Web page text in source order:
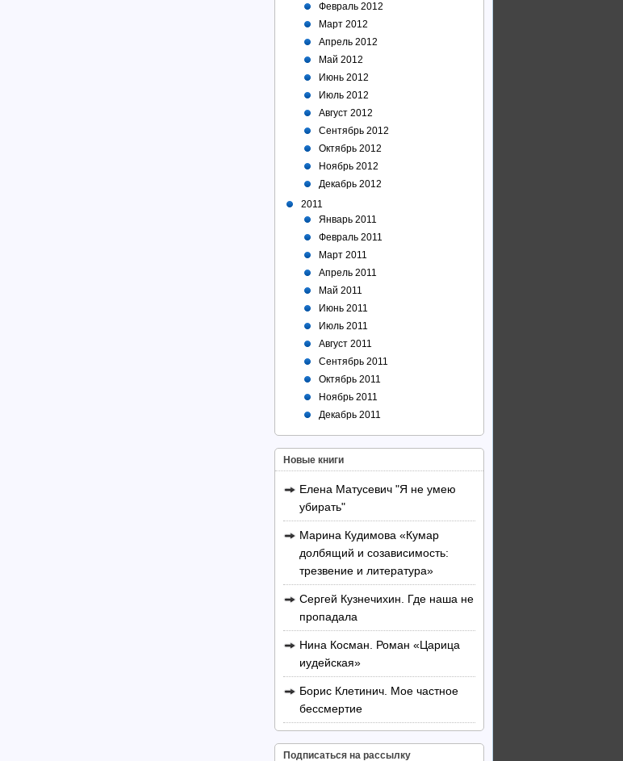
Февраль 2012
Март 2012
Апрель 2012
Май 2012
Июнь 2012
Июль 2012
Август 2012
Сентябрь 2012
Октябрь 2012
Ноябрь 2012
Декабрь 2012
2011
Январь 2011
Февраль 2011
Март 2011
Апрель 2011
Май 2011
Июнь 2011
Июль 2011
Август 2011
Сентябрь 2011
Октябрь 2011
Ноябрь 2011
Декабрь 2011
Новые книги
Елена Матусевич "Я не умею
убирать"
Марина Кудимова «Кумар
долбящий и созависимость:
трезвение и литература»
Сергей Кузнечихин. Где наша не
пропадала
Нина Косман. Роман «Царица
иудейская»
Борис Клетинич. Мое частное
бессмертие
Подписаться на рассылку